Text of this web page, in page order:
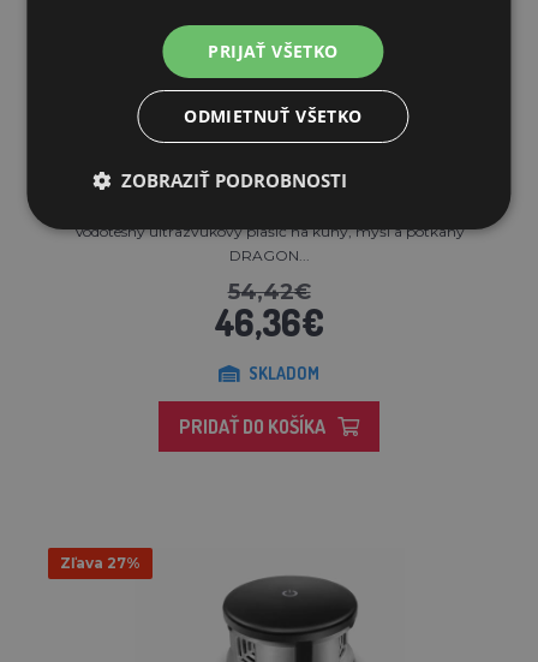
Vodotesný ultrazvukový plašič na kuny, myši a potkany
DRAGON...
54,42€
46,36€
SKLADOM
PRIDAŤ DO KOŠÍKA
Zľava 27%
PRIJAŤ VŠETKO
ODMIETNUŤ VŠETKO
ZOBRAZIŤ PODROBNOSTI